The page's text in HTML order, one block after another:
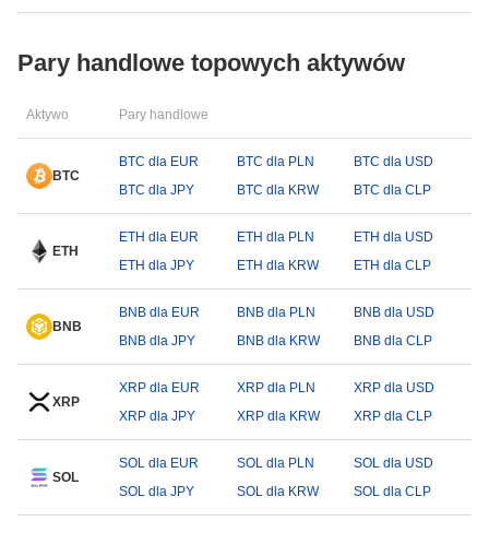
Pary handlowe topowych aktywów
Aktywo Pary handlowe
BTC
BTC dla EUR BTC dla PLN
BTC dla USD
BTC dla JPY
BTC dla KRW BTC dla CLP
ETH
ETH dla EUR ETH dla PLN
ETH dla USD
ETH dla JPY
ETH dla KRW ETH dla CLP
BNB
BNB dla EUR BNB dla PLN
BNB dla USD
BNB dla JPY
BNB dla KRW BNB dla CLP
XRP
XRP dla EUR XRP dla PLN
XRP dla USD
XRP dla JPY
XRP dla KRW XRP dla CLP
SOL
SOL dla EUR SOL dla PLN
SOL dla USD
SOL dla JPY
SOL dla KRW SOL dla CLP